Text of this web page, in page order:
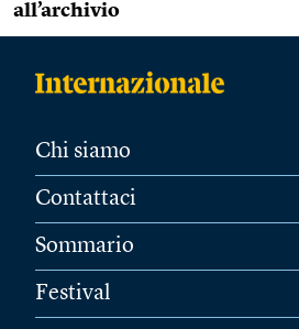
all’archivio
Chi siamo
Contattaci
Sommario
Festival